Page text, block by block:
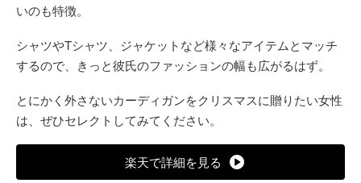
いのも特徴。
シャツやTシャツ、ジャケットなど様々なアイテムとマッチ
するので、きっと彼氏のファッションの幅も広がるはず。
とにかく外さないカーディガンをクリスマスに贈りたい女性
は、ぜひセレクトしてみてください。
楽天で詳細を見る